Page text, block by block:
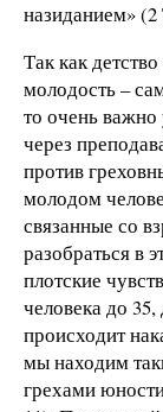
назиданием»
Так как
молодость –
то очень важно
через
против
молодом
связанные со
разобраться в
плотские
человека до
происходит
мы находим
грехами